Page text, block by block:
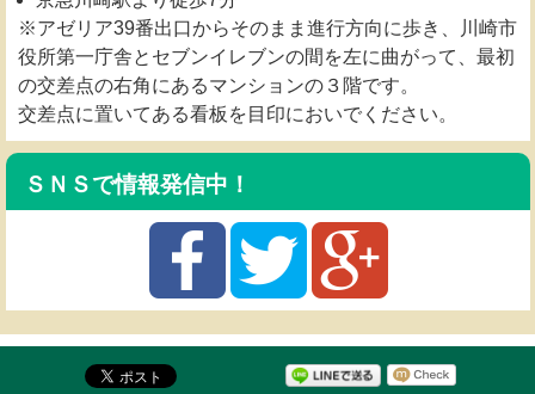
※アゼリア39番出口からそのまま進行方向に歩き、川崎市
役所第一庁舎とセブンイレブンの間を左に曲がって、最初
の交差点の右角にあるマンションの３階です。
交差点に置いてある看板を目印においでください。
ＳＮＳで情報発信中！